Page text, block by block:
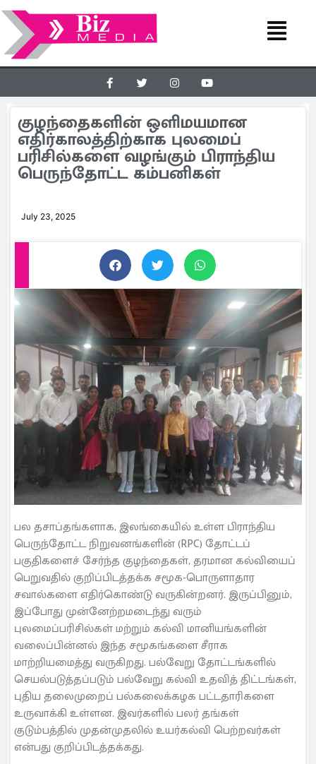
குழந்தைகளின் ஒளிமயமான
எதிர்காலத்திற்காக புலமைப்
பரிசில்களை வழங்கும் பிராந்திய
பெருந்தோட்ட கம்பனிகள்
July 23, 2025
பல தசாப்தங்களாக, இலங்கையில் உள்ள பிராந்திய
பெருந்தோட்ட நிறுவனங்களின் (RPC) தோட்டப்
பகுதிகளைச் சேர்ந்த குழந்தைகள், தரமான கல்வியைப்
பெறுவதில் குறிப்பிடத்தக்க சமூக-பொருளாதார
சவால்களை எதிர்கொண்டு வருகின்றனர். இருப்பினும்,
இப்போது முன்னேற்றமடைந்து வரும்
புலமைப்பரிசில்கள் மற்றும் கல்வி மானியங்களின்
வலைப்பின்னல் இந்த சமூகங்களை சீராக
மாற்றியமைத்து வருகிறது. பல்வேறு தோட்டங்களில்
செயல்படுத்தப்படும் பல்வேறு கல்வி உதவித் திட்டங்கள்,
புதிய தலைமுறைப் பல்கலைக்கழக பட்டதாரிகளை
உருவாக்கி உள்ளன. இவர்களில் பலர் தங்கள்
குடும்பத்தில் முதன்முதலில் உயர்கல்வி பெற்றவர்கள்
என்பது குறிப்பிடத்தக்கது.